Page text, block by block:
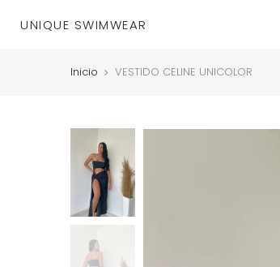
UNIQUE SWIMWEAR
Inicio VESTIDO CELINE UNICOLOR